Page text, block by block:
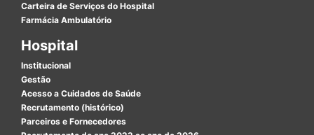
Carteira de Serviços do Hospital
Farmácia Ambulatório
Hospital
Institucional
Gestão
Acesso a Cuidados de Saúde
Recrutamento (histórico)
Parceiros e Fornecedores